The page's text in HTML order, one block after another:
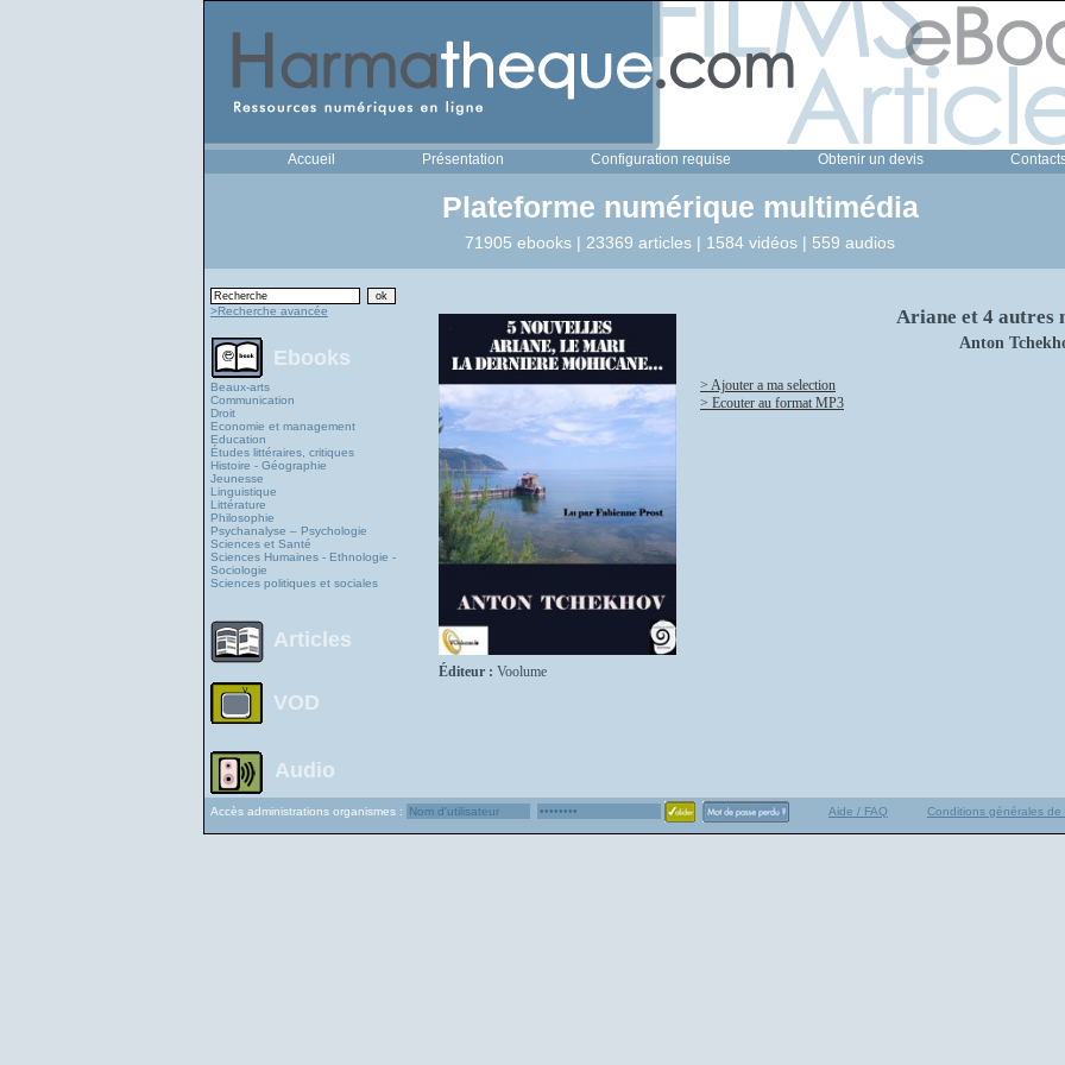
Accueil Présentation Configuration requise Obtenir un devis
Plateforme numérique multimédia
71905 ebooks | 23369 articles | 1584 vidéos | 559 audios
>Recherche avancée
Ebooks
Beaux-arts
Communication
Droit
Economie et management
Education
Études littéraires, critiques
Histoire - Géographie
Jeunesse
Linguistique
Littérature
Philosophie
Psychanalyse – Psychologie
Sciences et Santé
Sciences Humaines - Ethnologie -
Sociologie
Sciences politiques et sociales
Articles
VOD
Audio
Éditeur : Voolume
Ariane et 4 autres
Anton
> Ajouter a ma selection
> Ecouter au format MP3
Accès administrations organismes : Aide / FAQ Conditions générales de